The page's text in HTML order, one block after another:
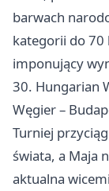
barwach
kategorii do 70
imponujący
30. Hungarian
Węgier –
Turniej
świata, a Maja
aktualna